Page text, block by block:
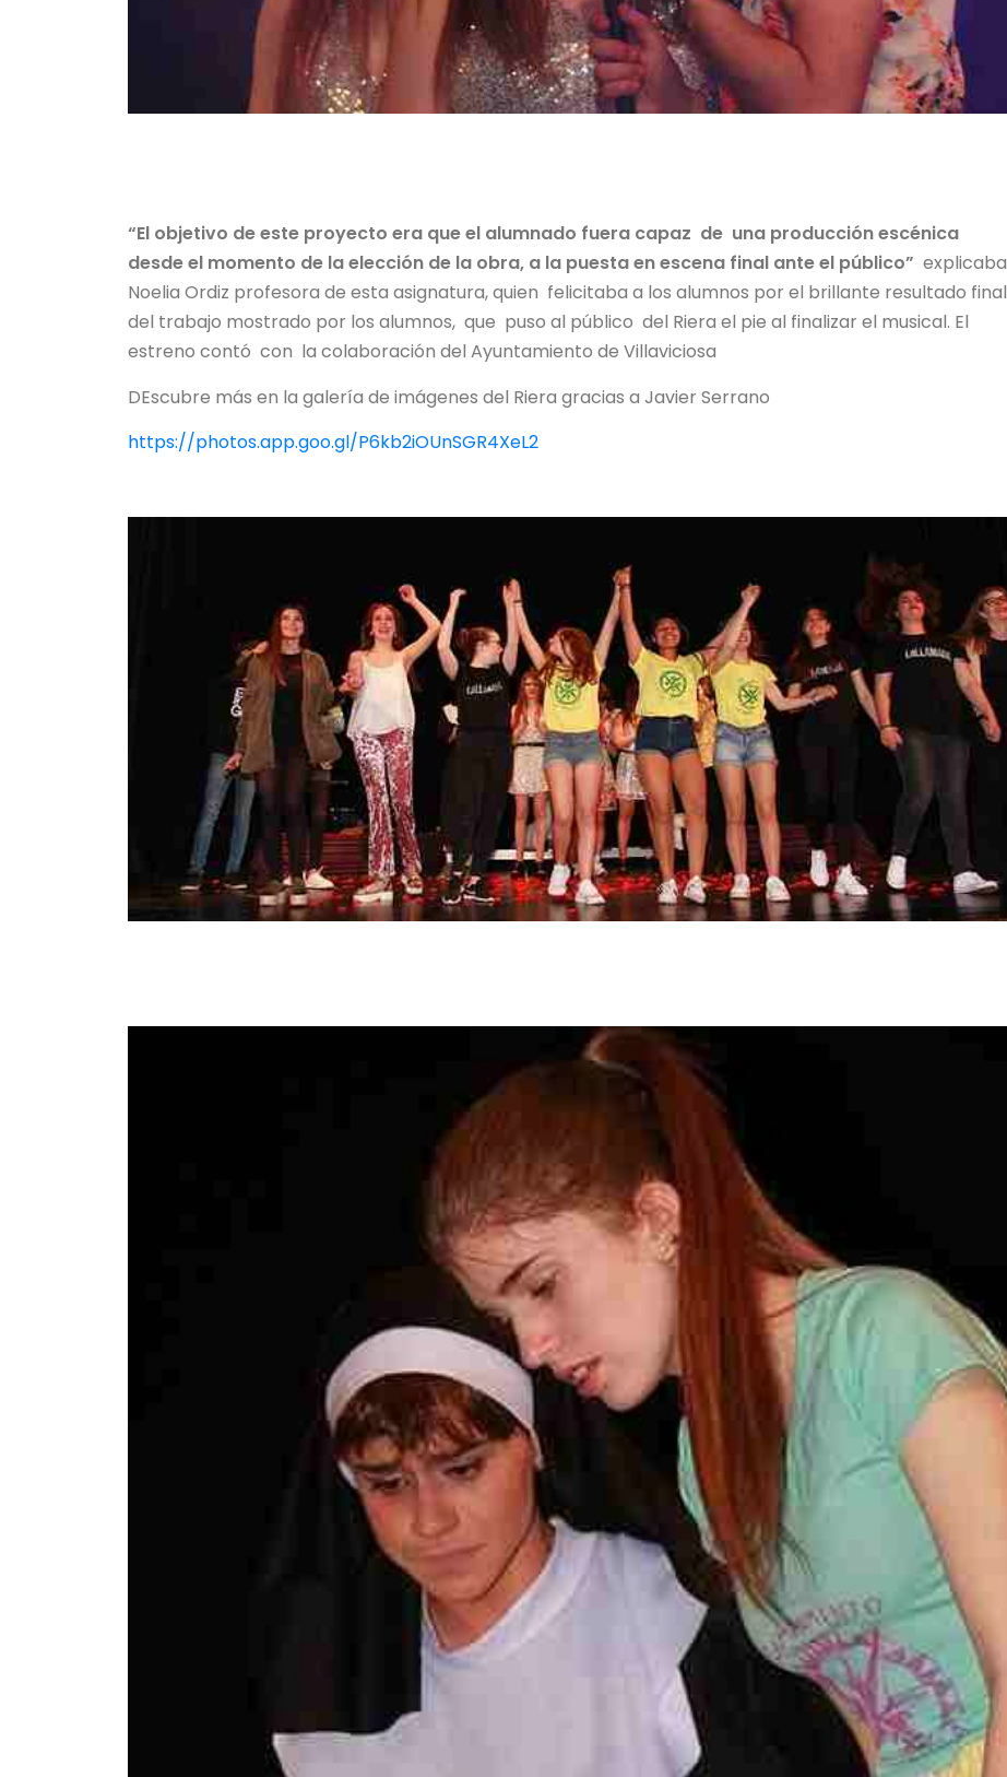
“El objetivo de este proyecto era que el alumnado fuera capaz de una producción escénica
desde el momento de la elección de la obra, a la puesta en escena final ante el público” explicaba
Noelia Ordiz profesora de esta asignatura, quien felicitaba a los alumnos por el brillante resultado final
del trabajo mostrado por los alumnos, que puso al público del Riera el pie al finalizar el musical. El
estreno contó con la colaboración del Ayuntamiento de Villaviciosa
DEscubre más en la galería de imágenes del Riera gracias a Javier Serrano
https://photos.app.goo.gl/P6kb2iOUnSGR4XeL2